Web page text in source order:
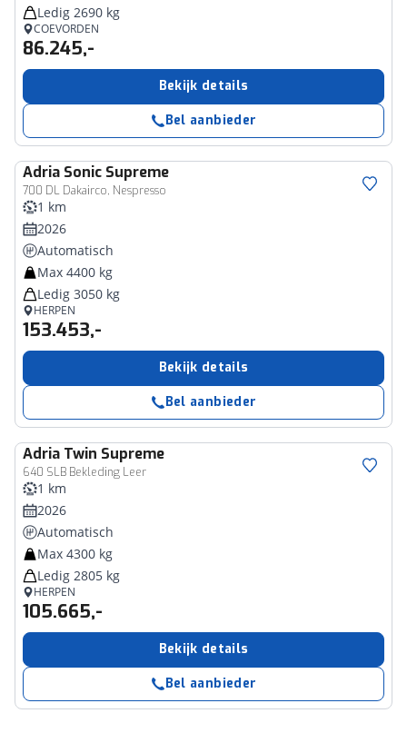
Ledig 2690 kg
COEVORDEN
86.245,-
Bekijk details
Bel aanbieder
Adria Sonic Supreme
700 DL Dakairco, Nespresso
1 km
2026
Automatisch
Max 4400 kg
Ledig 3050 kg
HERPEN
153.453,-
Bekijk details
Bel aanbieder
Adria Twin Supreme
640 SLB Bekleding Leer
1 km
2026
Automatisch
Max 4300 kg
Ledig 2805 kg
HERPEN
105.665,-
Bekijk details
Bel aanbieder